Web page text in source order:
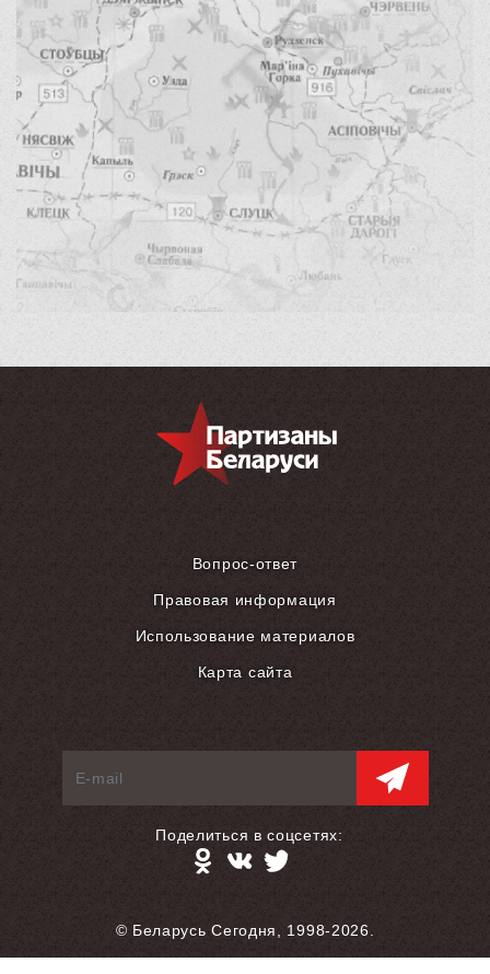
Вопрос-ответ
Правовая информация
Использование материалов
Карта сайта
© Беларусь Сегодня, 1998-2026.
Поделиться в соцсетях: